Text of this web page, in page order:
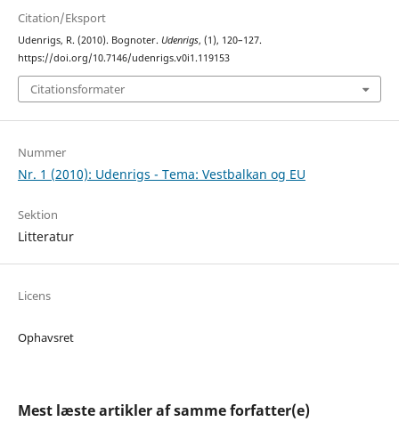
Citation/Eksport
Udenrigs, R. (2010). Bognoter. Udenrigs, (1), 120–127.
https://doi.org/10.7146/udenrigs.v0i1.119153
Citationsformater
Nummer
Nr. 1 (2010): Udenrigs - Tema: Vestbalkan og EU
Sektion
Litteratur
Licens
Ophavsret
Mest læste artikler af samme forfatter(e)